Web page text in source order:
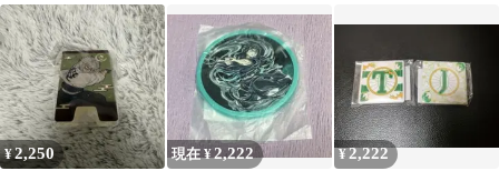
ンド 狛治 恋雪
ufotable
タンド 竈門禰豆子
¥2,250 現在 ¥2,222 ¥2,222